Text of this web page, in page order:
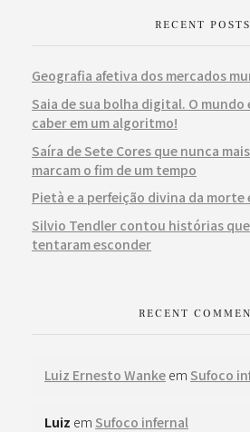
RECENT POSTS
Geografia afetiva dos mercados
Saia de sua bolha digital. O mundo
caber em um algoritmo!
Saíra de Sete Cores que nunca
marcam o fim de um tempo
Pietà e a perfeição divina da morte
Silvio Tendler contou histórias
tentaram esconder
RECENT
Luiz Ernesto Wanke em Sufoco
Luiz em Sufoco infernal